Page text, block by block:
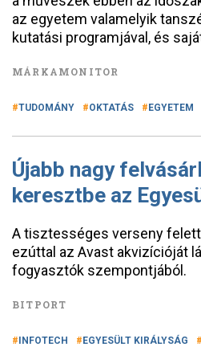
az egyetem valamelyik
kutatási programjával, és
MÁRKAMONITOR
TUDOMÁNY OKTATÁS EGYETEM
Újabb nagy
keresztbe az
A tisztességes verseny
ezúttal az Avast akvizícióját
fogyasztók szempontjából.
BITPORT
INFOTECH EGYESÜLT KIRÁLYSÁG